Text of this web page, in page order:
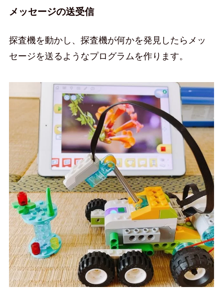
メッセージの送受信
探査機を動かし、探査機が何かを発見したらメッ
セージを送るようなプログラムを作ります。